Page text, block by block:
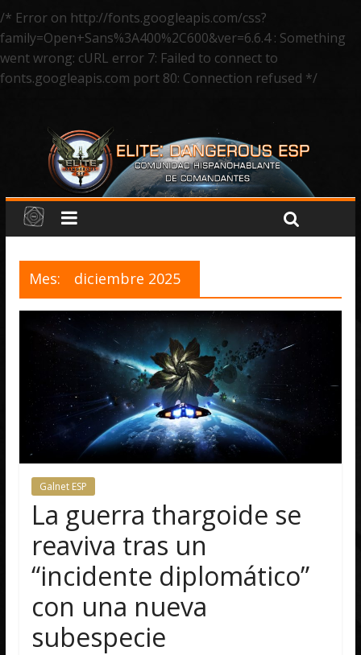
/* Error on http://fonts.googleapis.com/css?
family=Open+Sans%3A400%2C600&ver=6.6.4 : Something
went wrong: cURL error 7: Failed to connect to
fonts.googleapis.com port 80: Connection refused */
Mes: diciembre 2025
Galnet ESP
La guerra thargoide se
reaviva tras un
“incidente diplomático”
con una nueva
subespecie